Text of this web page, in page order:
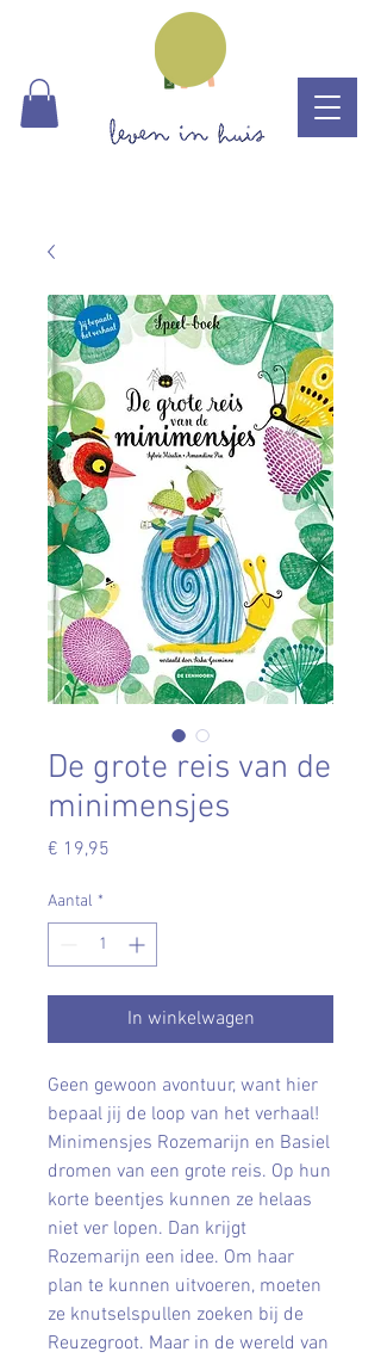
De grote reis van de
minimensjes
€ 19,95
Aantal *
In winkelwagen
Geen gewoon avontuur, want hier
bepaal jij de loop van het verhaal!
Minimensjes Rozemarijn en Basiel
dromen van een grote reis. Op hun
korte beentjes kunnen ze helaas
niet ver lopen. Dan krijgt
Rozemarijn een idee. Om haar
plan te kunnen uitvoeren, moeten
ze knutselspullen zoeken bij de
Reuzegroot. Maar in de wereld van